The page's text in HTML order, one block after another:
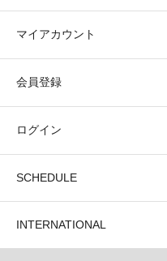
マイアカウント
会員登録
ログイン
SCHEDULE
INTERNATIONAL